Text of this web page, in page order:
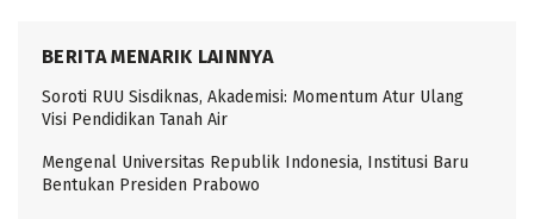
BERITA MENARIK LAINNYA
Soroti RUU Sisdiknas, Akademisi: Momentum Atur Ulang
Visi Pendidikan Tanah Air
Mengenal Universitas Republik Indonesia, Institusi Baru
Bentukan Presiden Prabowo